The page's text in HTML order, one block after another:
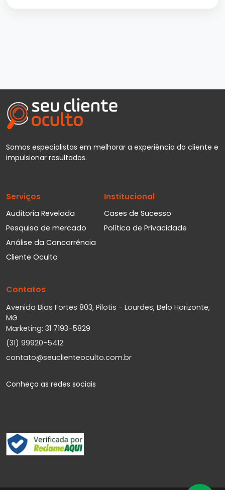
Somos especialistas em melhorar a experiência do cliente e
impulsionar resultados.
Serviços
Auditoria Revelada
Pesquisa de mercado
Análise da Concorrência
Cliente Oculto
Institucional
Cases de Sucesso
Política de Privacidade
Contatos
Avenida Bias Fortes 803, Pilotis - Lourdes, Belo Horizonte,
MG
Marketing: 31 7193-5829
(31) 99920-5412
contato@seuclienteoculto.com.br
Conheça as redes sociais